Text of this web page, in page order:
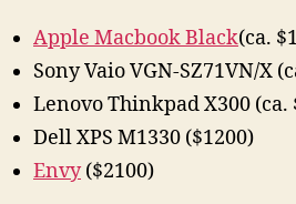
Apple Macbook Black(ca.
Sony Vaio VGN-SZ71VN/X
Lenovo Thinkpad X300 (ca.
Dell XPS M1330 ($1200)
Envy($2100)